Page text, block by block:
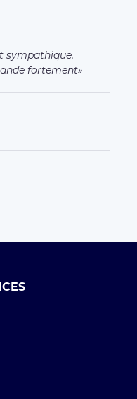
sympathique.
fortement